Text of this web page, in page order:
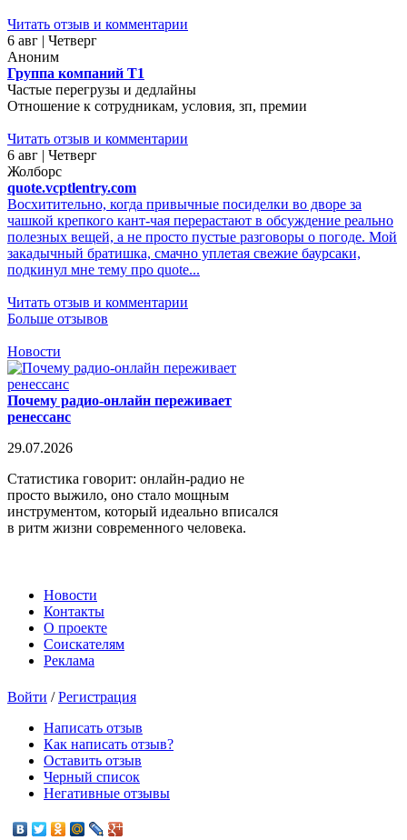
Читать отзыв и комментарии
6 авг | Четверг
Аноним
Группа компаний Т1
Частые перегрузы и дедлайны
Отношение к сотрудникам, условия, зп, премии
Читать отзыв и комментарии
6 авг | Четверг
Жолборс
quote.vcptlentry.com
Восхитительно, когда привычные посиделки во дворе за
чашкой крепкого кант-чая перерастают в обсуждение реально
полезных вещей, а не просто пустые разговоры о погоде. Мой
закадычный братишка, смачно уплетая свежие баурсаки,
подкинул мне тему про quote...
Читать отзыв и комментарии
Больше отзывов
Новости
Почему радио-онлайн переживает
ренессанс
29.07.2026
Статистика говорит: онлайн-радио не
просто выжило, оно стало мощным
инструментом, который идеально вписался
в ритм жизни современного человека.
Новости
Контакты
О проекте
Соискателям
Реклама
Войти /Регистрация
Написать отзыв
Как написать отзыв?
Оставить отзыв
Черный список
Негативные отзывы